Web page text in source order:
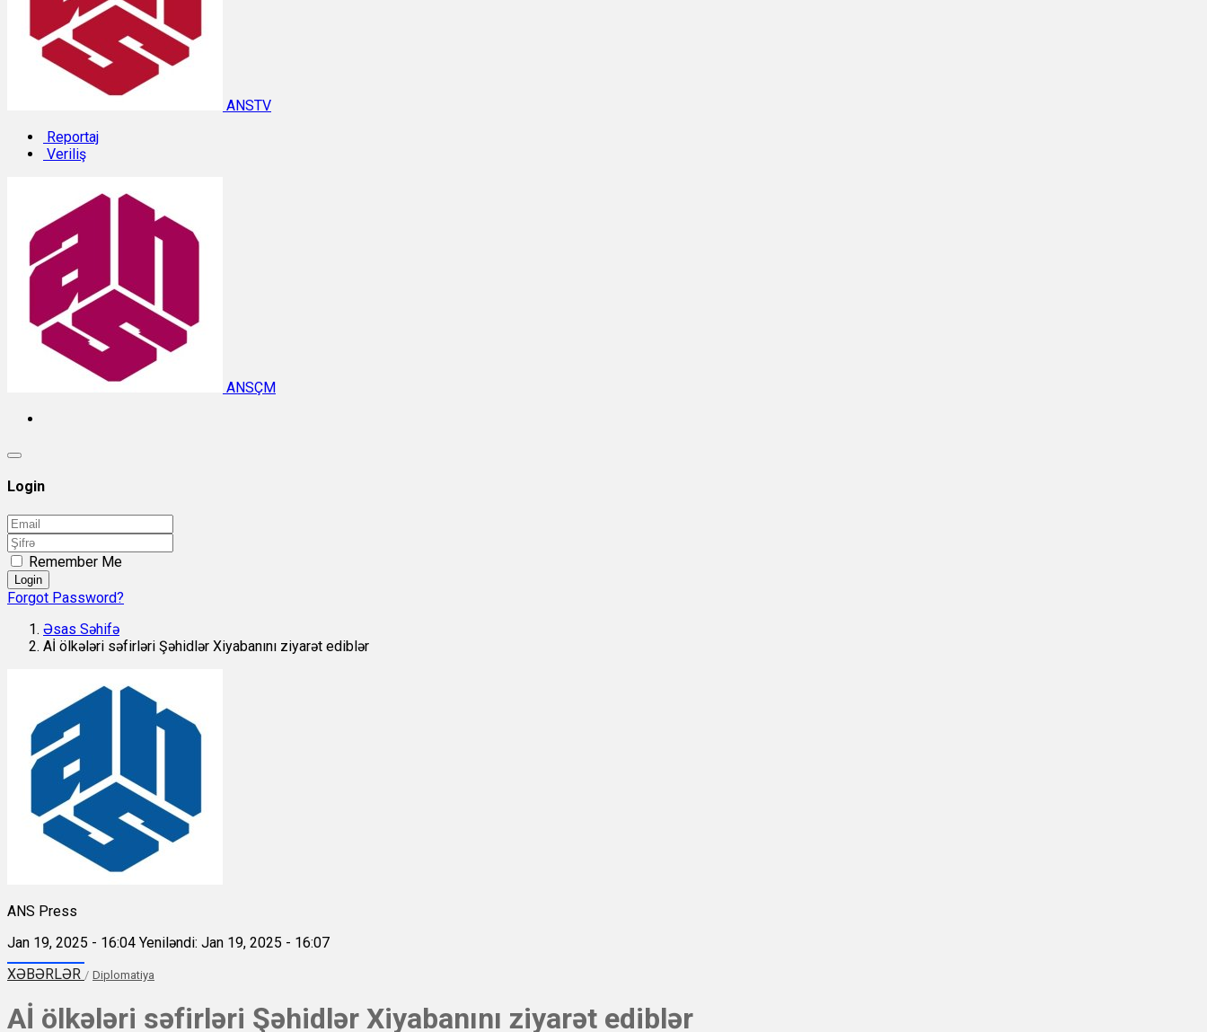
ANSTV
Reportaj
Veriliş
ANSÇM
Login
Remember Me
Login
Forgot Password?
Əsas Səhifə
Aİ ölkələri səfirləri Şəhidlər Xiyabanını ziyarət ediblər
ANS Press
Jan 19, 2025 - 16:04 Yeniləndi: Jan 19, 2025 - 16:07
XƏBƏRLƏR / Diplomatiya
Aİ ölkələri səfirləri Şəhidlər Xiyabanını ziyarət ediblər